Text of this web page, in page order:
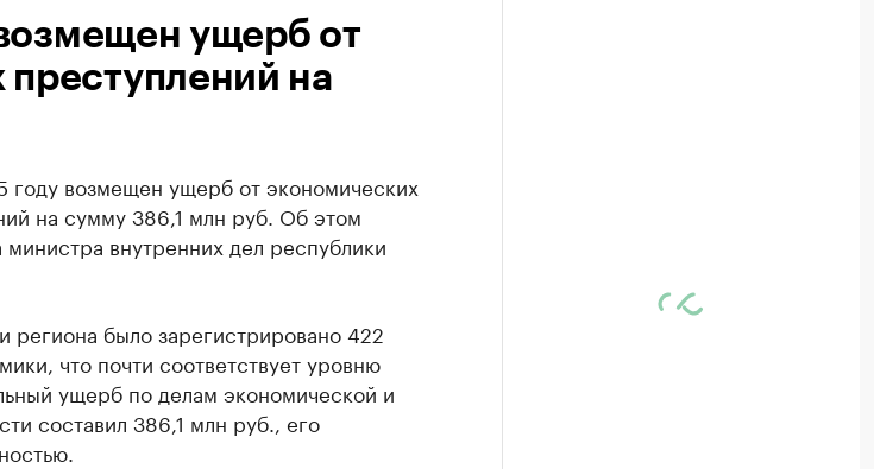
ущерб от
на
году возмещен ущерб от экономических
на сумму 386,1 млн руб. Об этом
внутренних дел республики
региона было зарегистрировано 422
что почти соответствует уровню
ущерб по делам экономической и
составил 386,1 млн руб., его